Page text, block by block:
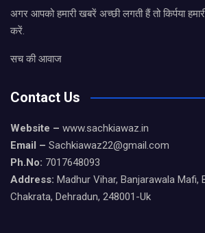
अगर आपको हमारी खबरें अच्छी लगती हैं तो किर्पया
करें.
सच की आवाज
Contact Us
Website – www.sachkiawaz.in
Email – Sachkiawaz22@gmail.com
Ph.No: 7017648093
Address: Madhur Vihar, Banjarawala Mafi,
Chakrata, Dehradun, 248001-Uk